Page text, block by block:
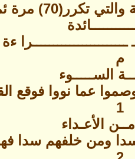
الحزب حتى آخره.
ـــــــــــــــــــــــرا ءة
م
الســـــوء
عما نووا فوقع
1
الأعـداء
ومن خلفهم سدا